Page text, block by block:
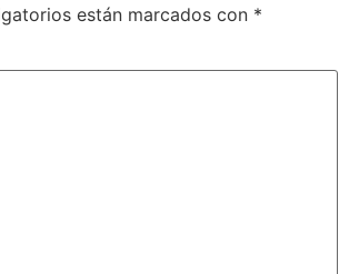
están marcados con *